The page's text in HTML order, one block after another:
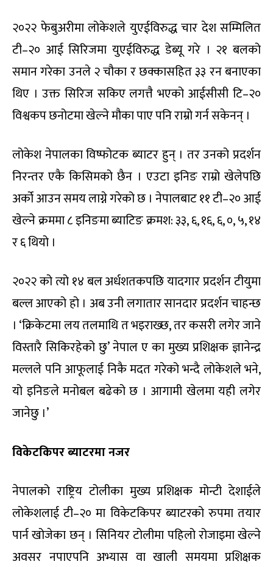
२०२२ फेबुअरीमा लोकेशले युएईविरुद्ध चार देश सम्मिलित
टी–२० आई सिरिजमा युएईविरुद्ध डेब्यू गरे । २१ बलको
समान गरेका उनले २ चौका र छक्कासहित ३३ रन बनाएका
थिए । उक्त सिरिज सकिए लगत्तै भएको आईसीसी टि–२०
विश्वकप छनोटमा खेल्ने मौका पाए पनि राम्रो गर्न सकेनन् ।
लोकेश नेपालका विष्फोटक ब्याटर हुन् । तर उनको प्रदर्शन
निरन्तर एकै किसिमको छैन । एउटा इनिङ राम्रो खेलेपछि
अर्को आउन समय लाग्ने गरेको छ । नेपालबाट ११ टी–२० आई
खेल्ने क्रममा ८ इनिङमा ब्याटिङ क्रमश: ३३, ६, १६, ६, ०, ५, १४
र ६ थियो ।
२०२२ को त्यो १४ बल अर्धशतकपछि यादगार प्रदर्शन टीयुमा
बल्ल आएको हो । अब उनी लगातार सानदार प्रदर्शन चाहन्छ
। ‘क्रिकेटमा लय तलमाथि त भइराख्छ, तर कसरी लगेर जाने
विस्तारै सिकिरहेको छु’ नेपाल ए का मुख्य प्रशिक्षक ज्ञानेन्द्र
मल्लले पनि आफूलाई निकै मदत गरेको भन्दै लोकेशले भने,
यो इनिङले मनोबल बढेको छ । आगामी खेलमा यही लगेर
जानेछु ।’
विकेटकिपर ब्याटरमा नजर
नेपालको राष्ट्रिय टोलीका मुख्य प्रशिक्षक मोन्टी देशाईले
लोकेशलाई टी–२० मा विकेटकिपर ब्याटरको रुपमा तयार
पार्न खोजेका छन् । सिनियर टोलीमा पहिलो रोजाइमा खेल्ने
अवसर नपाएपनि अभ्यास वा खाली समयमा प्रशिक्षक